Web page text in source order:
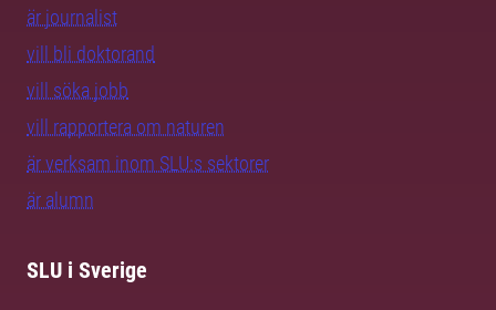
är journalist
vill bli doktorand
vill söka jobb
vill rapportera om naturen
är verksam inom SLU:s sektorer
är alumn
SLU i Sverige